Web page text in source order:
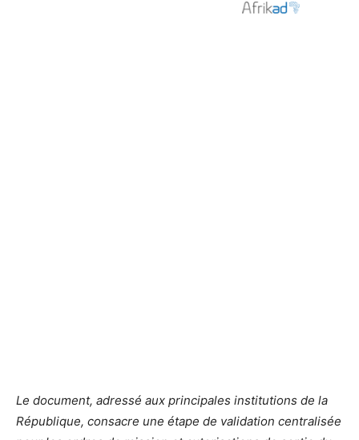
Le document, adressé aux principales institutions de la
République, consacre une étape de validation centralisée